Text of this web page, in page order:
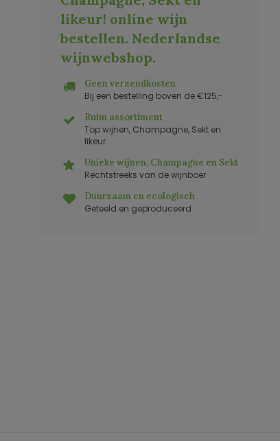
likeur! online wijn
bestellen. Nederlandse
wijnwebshop.
Geen verzendkosten
Bij een bestelling boven de €125,-
Ruim assortiment
Top wijnen, Champagne, Sekt en
likeur
Unieke wijnen, Champagne en Sekt
Rechtstreeks van de wijnboer
Duurzaam en ecologisch
Geteeld en geproduceerd